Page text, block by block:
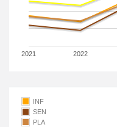
2021 2022
INF
SEN
PLA